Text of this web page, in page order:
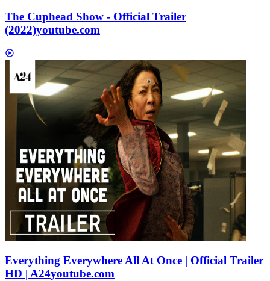
The Cuphead Show - Official Trailer
(2022)youtube.com
Everything Everywhere All At Once | Official Trailer
HD | A24youtube.com